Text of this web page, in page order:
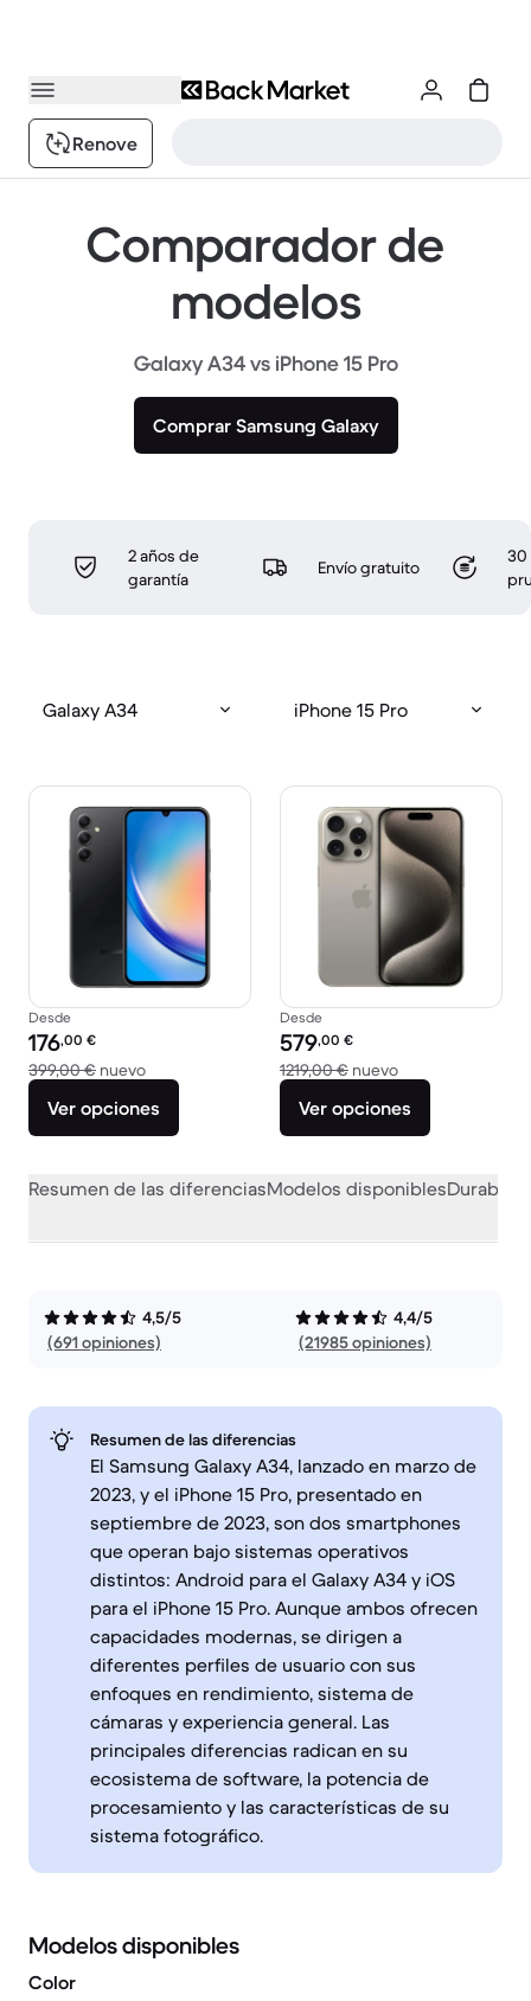
Renove
Comparador de
modelos
Galaxy A34 vs iPhone 15 Pro
Comprar Samsung Galaxy
2 años de
garantía
Envío gratuito
30
Galaxy A34 iPhone 15 Pro
Desde
Precio reacondicionado:
176,00 €
399,00 € nuevoEl dispositivo nuevo vale 399,00 €
Ver opciones
Desde
Precio reacondicionado:
579,00 €
1219,00 € nuevoEl dispositivo
Ver opciones
Resumen de las diferenciasModelos disponibles
4,5/5
(691 opiniones)
4,4/5
(21985 opiniones)
Resumen de las diferencias
El Samsung Galaxy A34, lanzado en marzo de
2023, y el iPhone 15 Pro, presentado en
septiembre de 2023, son dos smartphones
que operan bajo sistemas operativos
distintos: Android para el Galaxy A34 y iOS
para el iPhone 15 Pro. Aunque ambos ofrecen
capacidades modernas, se dirigen a
diferentes perfiles de usuario con sus
enfoques en rendimiento, sistema de
cámaras y experiencia general. Las
principales diferencias radican en su
ecosistema de software, la potencia de
procesamiento y las características de su
sistema fotográfico.
Modelos disponibles
Color